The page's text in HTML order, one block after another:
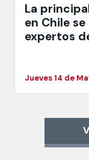
La
en Chile
expertos
Jueves 14 de